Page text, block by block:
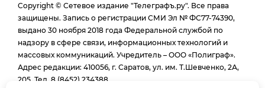
Copyright © Сетевое издание "Телеграфъ.ру". Все права
защищены. Запись о регистрации СМИ Эл № ФС77-74390,
выдано 30 ноября 2018 года Федеральной службой по
надзору в сфере связи, информационных технологий и
массовых коммуникаций. Учредитель – ООО «Полиграф».
Адрес редакции: 410056, г. Саратов, ул. им. Т.Шевченко, 2А,
205. Тел. 8 (8452) 234388.